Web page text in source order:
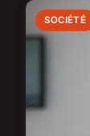
SOCIÉTÉ